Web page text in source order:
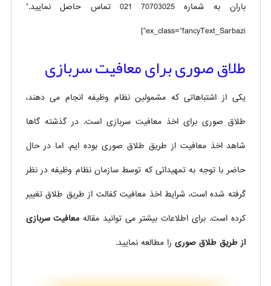
باران به شماره 70703025 021 تماس حاصل نمایید.”
ex_class=”fancyText_Sarbazi”]
طلاق صوری برای معافیت سربازی
یکی از اشتباهاتی که مشمولین نظام وظیفه انجام می دهند،
طلاق صوری برای اخذ معافیت سربازی است. در گذشته گاها
شاهد اخذ معافیت از طریق طلاق صوری بوده ایم. اما در حال
حاضر با توجه به تمهیداتی که توسط سازمان نظام وظیفه در نظر
گرفته شده است، شرایط اخذ معافیت کفالت از طریق طلاق تغییر
کرده است. برای اطلاعات بیشتر می توانید مقاله معافیت سربازی
از طریق طلاق صوری را مطالعه نمایید.